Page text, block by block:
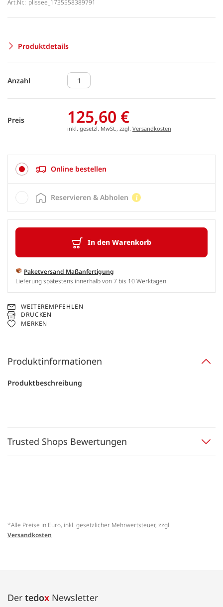
Art.Nr.: plissee_1735558389791
Produktdetails
Anzahl
Preis 125,60 €
inkl. gesetzl. MwSt., zzgl. Versandkosten
Online bestellen
In den Warenkorb
Paketversand Maßanfertigung
Lieferung spätestens innerhalb von 7 bis 10 Werktagen
Reservieren & Abholen
WEITEREMPFEHLEN
DRUCKEN
MERKEN
Produktinformationen
Produktbeschreibung
Trusted Shops Bewertungen
*Alle Preise in Euro, inkl. gesetzlicher Mehrwertsteuer, zzgl.
Versandkosten
Der tedox Newsletter